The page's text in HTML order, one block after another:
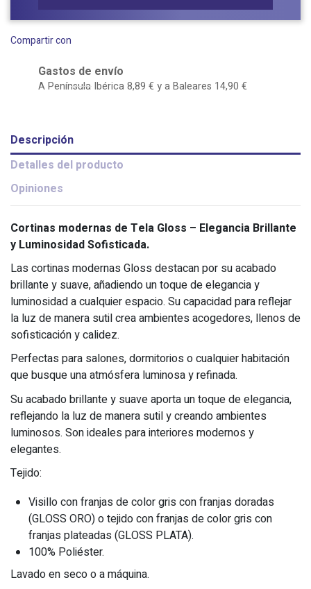
Compartir con
Gastos de envío
A Península Ibérica 8,89 € y a Baleares 14,90 €
Descripción
Detalles del producto
Opiniones
Cortinas modernas de Tela Gloss – Elegancia Brillante
y Luminosidad Sofisticada.
Las cortinas modernas Gloss destacan por su acabado
brillante y suave, añadiendo un toque de elegancia y
luminosidad a cualquier espacio. Su capacidad para reflejar
la luz de manera sutil crea ambientes acogedores, llenos de
sofisticación y calidez.
Perfectas para salones, dormitorios o cualquier habitación
que busque una atmósfera luminosa y refinada.
Su acabado brillante y suave aporta un toque de elegancia,
reflejando la luz de manera sutil y creando ambientes
luminosos. Son ideales para interiores modernos y
elegantes.
Tejido:
Visillo con franjas de color gris con franjas doradas
(GLOSS ORO) o tejido con franjas de color gris con
franjas plateadas (GLOSS PLATA).
100% Poliéster.
Lavado en seco o a máquina.